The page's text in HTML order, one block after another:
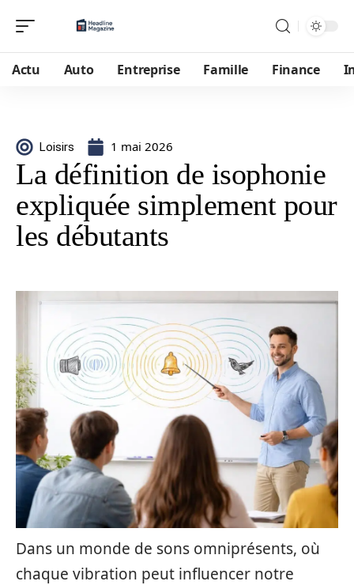
Actu Auto Entreprise Famille Finance
Loisirs 1 mai 2026
La définition de isophonie
expliquée simplement pour
les débutants
Dans un monde de sons omniprésents, où
chaque vibration peut influencer notre